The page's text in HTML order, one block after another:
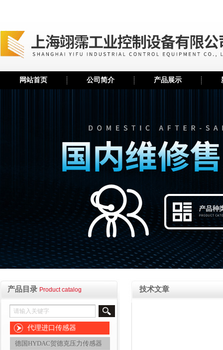
网站首页 公司简介 产品展示
产品目录 Product catalog
代理进口传感器
德国HYDAC贺德克压力传感器
技术文章